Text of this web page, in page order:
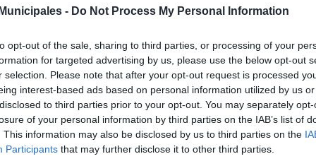
- Do Not Process My Personal Information
opt-out of the sale, sharing to third parties, or processing of your
for targeted advertising by us, please use the below opt-out
selection. Please note that after your opt-out request is processed
interest-based ads based on personal information utilized by us
to third parties prior to your opt-out. You may separately
of your personal information by third parties on the IAB’s list of
This information may also be disclosed by us to third parties on the
Participants that may further disclose it to other third parties.
líneas 25 y 48 prestan servicio, a
Tafira
noticia en PDF
Municipales recuerda que a partir del próximo lunes, día 27
el calendario de verano para las líneas que prestan servicio en el